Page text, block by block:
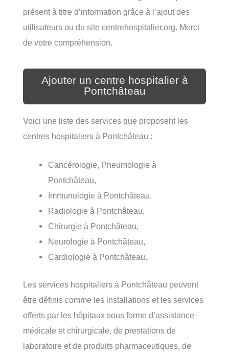
présent à titre d’information grâce à l’ajout des
utilisateurs ou du site centrehospitalier.org. Merci
de votre compréhension.
Ajouter un centre hospitalier à
Pontchâteau
Voici une liste des services que proposent les
centres hospitaliers à Pontchâteau :
Cancérologie, Pneumologie à
Pontchâteau,
Immunologie à Pontchâteau,
Radiologie à Pontchâteau,
Chirurgie à Pontchâteau,
Neurologie à Pontchâteau,
Cardiologie à Pontchâteau.
Les services hospitaliers à Pontchâteau peuvent
être définis comme les installations et les services
offerts par les hôpitaux sous forme d’assistance
médicale et chirurgicale, de prestations de
laboratoire et de produits pharmaceutiques, de